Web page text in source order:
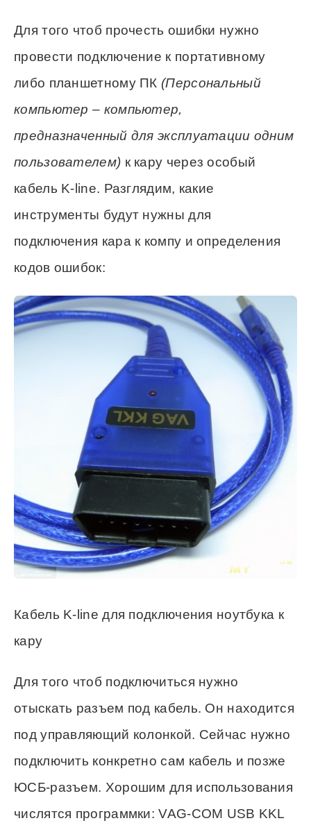
Для того чтоб прочесть ошибки нужно
провести подключение к портативному
либо планшетному ПК (Персональный
компьютер – компьютер,
предназначенный для эксплуатации одним
пользователем) к кару через особый
кабель K-line. Разглядим, какие
инструменты будут нужны для
подключения кара к компу и определения
кодов ошибок:
Кабель K-line для подключения ноутбука к
кару
Для того чтоб подключиться нужно
отыскать разъем под кабель. Он находится
под управляющий колонкой. Сейчас нужно
подключить конкретно сам кабель и позже
ЮСБ-разъем. Хорошим для использования
числятся программки: VAG-COM USB KKL